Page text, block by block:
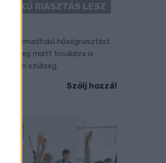
RIASZTÁS LESZ
harmadfokú hőségriasztást
meleg miatt továbbra is
van szükség.
Szólj hozzá!